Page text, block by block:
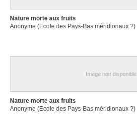
Nature morte aux fruits
Anonyme (Ecole des Pays-Bas méridionaux ?)
Image non disponible
Nature morte aux fruits
Anonyme (Ecole des Pays-Bas méridionaux ?)